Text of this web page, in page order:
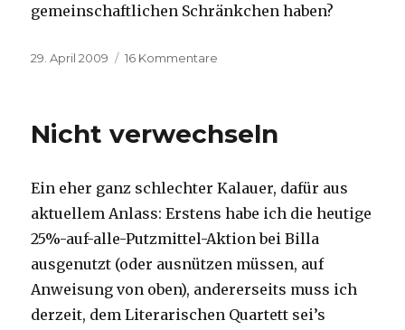
gemeinschaftlichen Schränkchen haben?
Veröffentlicht
29. April 2009 16 Kommentare
1.
Nicht verwechseln
Ein eher ganz schlechter Kalauer, dafür aus
aktuellem Anlass: Erstens habe ich die heutige
25%-auf-alle-Putzmittel-Aktion bei Billa
ausgenutzt (oder ausnützen müssen, auf
Anweisung von oben), andererseits muss ich
derzeit, dem Literarischen Quartett sei’s